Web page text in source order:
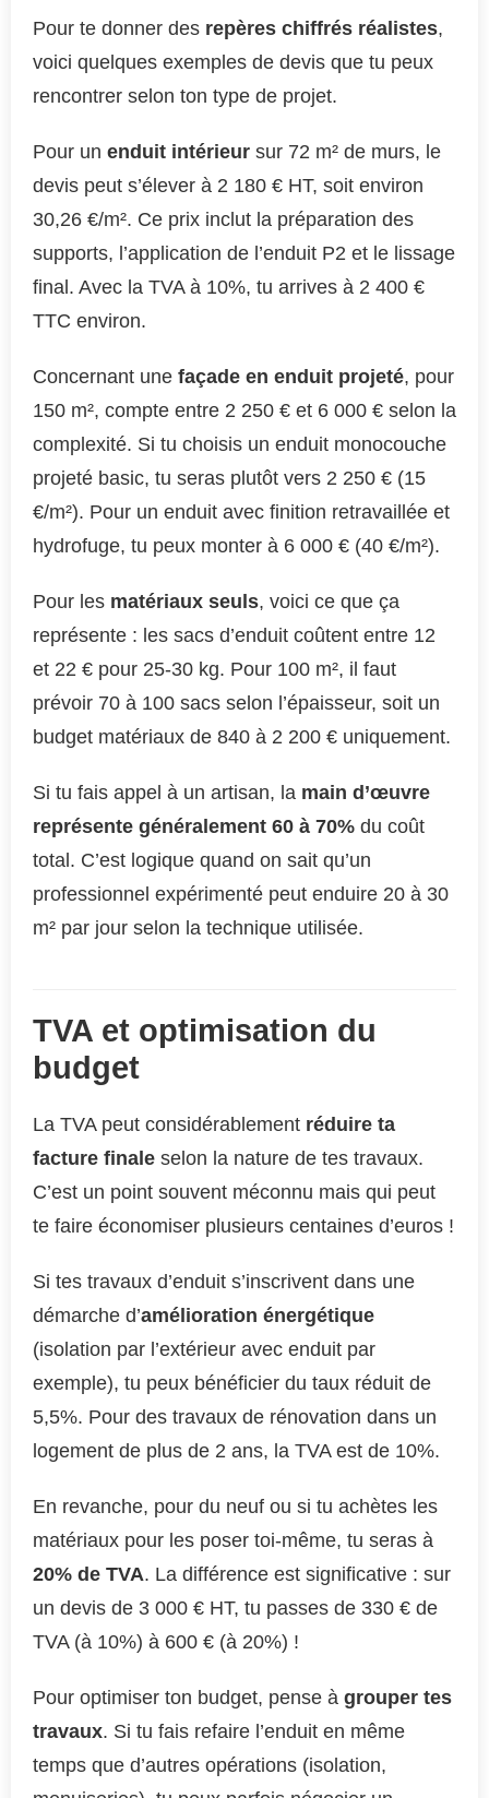
Pour te donner des repères chiffrés réalistes,
voici quelques exemples de devis que tu peux
rencontrer selon ton type de projet.
Pour un enduit intérieur sur 72 m² de murs, le
devis peut s’élever à 2 180 € HT, soit environ
30,26 €/m². Ce prix inclut la préparation des
supports, l’application de l’enduit P2 et le lissage
final. Avec la TVA à 10%, tu arrives à 2 400 €
TTC environ.
Concernant une façade en enduit projeté, pour
150 m², compte entre 2 250 € et 6 000 € selon la
complexité. Si tu choisis un enduit monocouche
projeté basic, tu seras plutôt vers 2 250 € (15
€/m²). Pour un enduit avec finition retravaillée et
hydrofuge, tu peux monter à 6 000 € (40 €/m²).
Pour les matériaux seuls, voici ce que ça
représente : les sacs d’enduit coûtent entre 12
et 22 € pour 25-30 kg. Pour 100 m², il faut
prévoir 70 à 100 sacs selon l’épaisseur, soit un
budget matériaux de 840 à 2 200 € uniquement.
Si tu fais appel à un artisan, la main d’œuvre
représente généralement 60 à 70% du coût
total. C’est logique quand on sait qu’un
professionnel expérimenté peut enduire 20 à 30
m² par jour selon la technique utilisée.
TVA et optimisation du
budget
La TVA peut considérablement réduire ta
facture finale selon la nature de tes travaux.
C’est un point souvent méconnu mais qui peut
te faire économiser plusieurs centaines d’euros !
Si tes travaux d’enduit s’inscrivent dans une
démarche d’amélioration énergétique
(isolation par l’extérieur avec enduit par
exemple), tu peux bénéficier du taux réduit de
5,5%. Pour des travaux de rénovation dans un
logement de plus de 2 ans, la TVA est de 10%.
En revanche, pour du neuf ou si tu achètes les
matériaux pour les poser toi-même, tu seras à
20% de TVA. La différence est significative : sur
un devis de 3 000 € HT, tu passes de 330 € de
TVA (à 10%) à 600 € (à 20%) !
Pour optimiser ton budget, pense à grouper tes
travaux. Si tu fais refaire l’enduit en même
temps que d’autres opérations (isolation,